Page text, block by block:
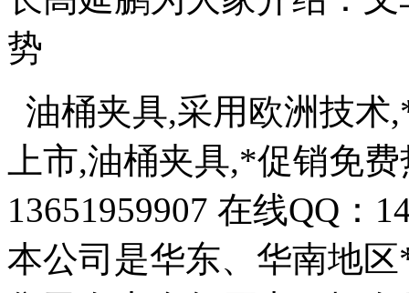
势
油桶夹具,采用欧洲技术
上市,油桶夹具,*促销免
13651959907 在线QQ：
本公司是华东、华南地